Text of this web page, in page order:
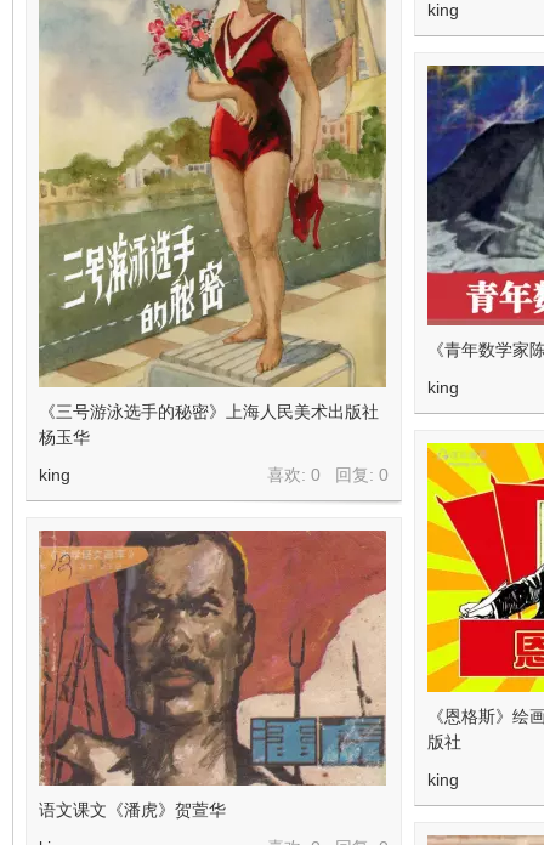
king
《三号游泳选手的秘密》上海人民美术出版社
杨玉华
喜欢: 0 回复: 0
king
《青年数学家
king
《恩格斯》绘
版社
king
语文课文《潘虎》贺萱华